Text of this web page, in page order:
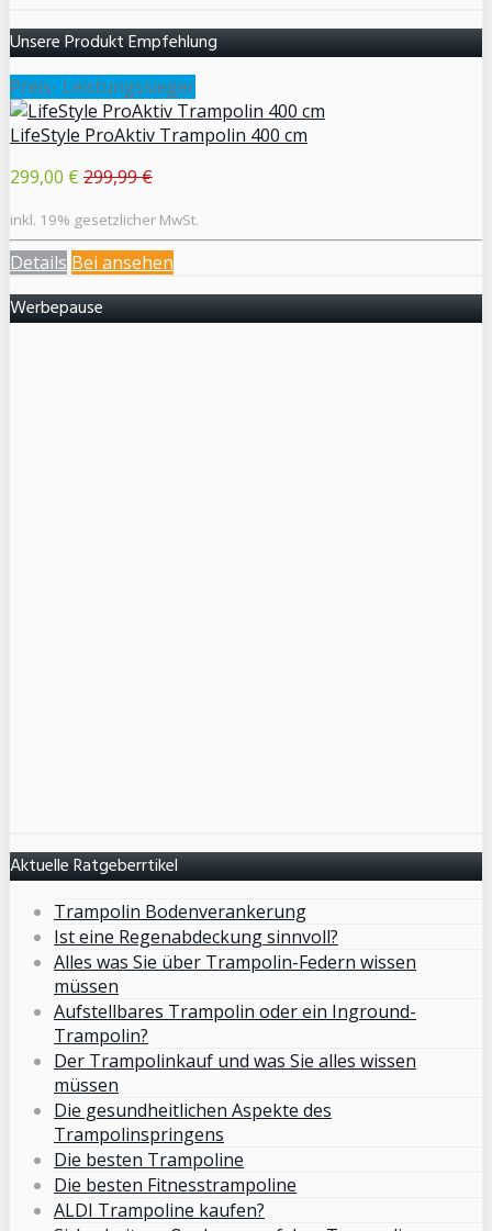
Unsere Produkt Empfehlung
Preis- Leistungssieger
LifeStyle ProAktiv Trampolin 400 cm
299,00 € 299,99 €
inkl. 19% gesetzlicher MwSt.
Details Bei ansehen
Werbepause
Aktuelle Ratgeberrtikel
Trampolin Bodenverankerung
Ist eine Regenabdeckung sinnvoll?
Alles was Sie über Trampolin-Federn wissen
müssen
Aufstellbares Trampolin oder ein Inground-
Trampolin?
Der Trampolinkauf und was Sie alles wissen
müssen
Die gesundheitlichen Aspekte des
Trampolinspringens
Die besten Trampoline
Die besten Fitnesstrampoline
ALDI Trampoline kaufen?